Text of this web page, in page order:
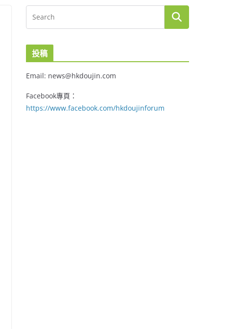
投稿
Email: news@hkdoujin.com
Facebook專頁：
https://www.facebook.com/hkdoujinforum